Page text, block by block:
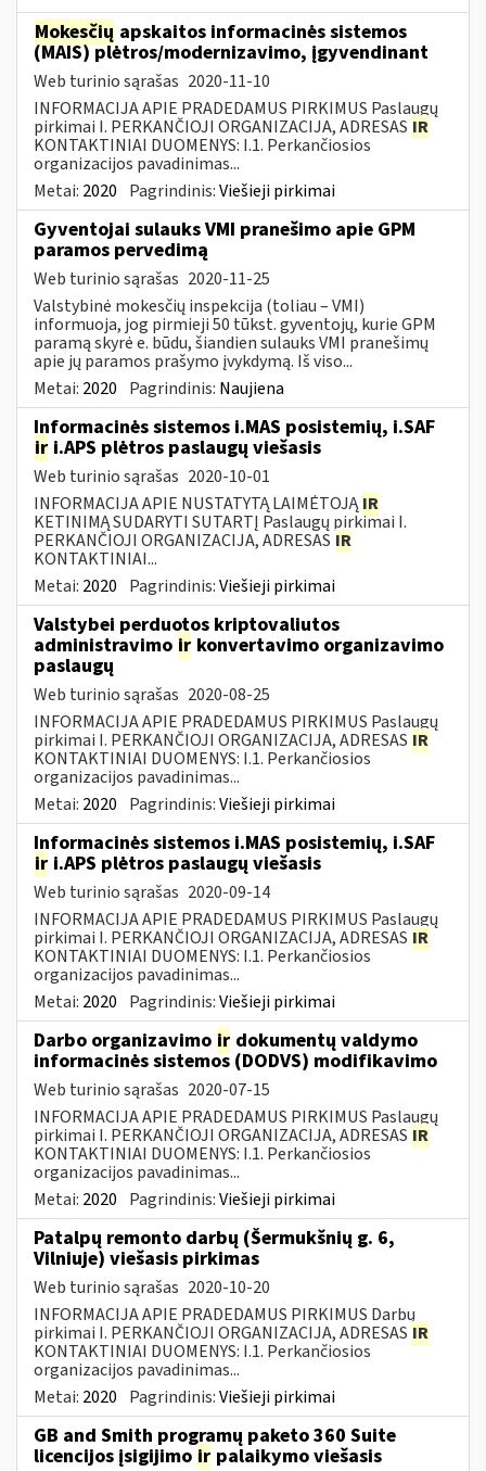
Mokesčių apskaitos informacinės sistemos
(MAIS) plėtros/modernizavimo, įgyvendinant
Web turinio sąrašas 2020-11-10
INFORMACIJA APIE PRADEDAMUS PIRKIMUS Paslaugų
pirkimai I. PERKANČIOJI ORGANIZACIJA, ADRESAS IR
KONTAKTINIAI DUOMENYS: I.1. Perkančiosios
organizacijos pavadinimas...
Metai: 2020 Pagrindinis:Viešieji pirkimai
Gyventojai sulauks VMI pranešimo apie GPM
paramos pervedimą
Web turinio sąrašas 2020-11-25
Valstybinė mokesčių inspekcija (toliau – VMI)
informuoja, jog pirmieji 50 tūkst. gyventojų, kurie GPM
paramą skyrė e. būdu, šiandien sulauks VMI pranešimų
apie jų paramos prašymo įvykdymą. Iš viso...
Metai: 2020 Pagrindinis: Naujiena
Informacinės sistemos i.MAS posistemių, i.SAF
ir i.APS plėtros paslaugų viešasis
Web turinio sąrašas 2020-10-01
INFORMACIJA APIE NUSTATYTĄ LAIMĖTOJĄIR
KETINIMĄ SUDARYTI SUTARTĮ Paslaugų pirkimai I.
PERKANČIOJI ORGANIZACIJA, ADRESAS IR
KONTAKTINIAI...
Metai: 2020 Pagrindinis:Viešieji pirkimai
Valstybei perduotos kriptovaliutos
administravimo ir konvertavimo organizavimo
paslaugų
Web turinio sąrašas 2020-08-25
INFORMACIJA APIE PRADEDAMUS PIRKIMUS Paslaugų
pirkimai I. PERKANČIOJI ORGANIZACIJA, ADRESAS IR
KONTAKTINIAI DUOMENYS: I.1. Perkančiosios
organizacijos pavadinimas...
Metai: 2020 Pagrindinis:Viešieji pirkimai
Informacinės sistemos i.MAS posistemių, i.SAF
ir i.APS plėtros paslaugų viešasis
Web turinio sąrašas 2020-09-14
INFORMACIJA APIE PRADEDAMUS PIRKIMUS Paslaugų
pirkimai I. PERKANČIOJI ORGANIZACIJA, ADRESAS IR
KONTAKTINIAI DUOMENYS: I.1. Perkančiosios
organizacijos pavadinimas...
Metai: 2020 Pagrindinis:Viešieji pirkimai
Darbo organizavimo ir dokumentų valdymo
informacinės sistemos (DODVS) modifikavimo
Web turinio sąrašas 2020-07-15
INFORMACIJA APIE PRADEDAMUS PIRKIMUS Paslaugų
pirkimai I. PERKANČIOJI ORGANIZACIJA, ADRESAS IR
KONTAKTINIAI DUOMENYS: I.1. Perkančiosios
organizacijos pavadinimas...
Metai: 2020 Pagrindinis:Viešieji pirkimai
Patalpų remonto darbų (Šermukšnių g. 6,
Vilniuje) viešasis pirkimas
Web turinio sąrašas 2020-10-20
INFORMACIJA APIE PRADEDAMUS PIRKIMUS Darbų
pirkimai I. PERKANČIOJI ORGANIZACIJA, ADRESAS IR
KONTAKTINIAI DUOMENYS: I.1. Perkančiosios
organizacijos pavadinimas...
Metai: 2020 Pagrindinis:Viešieji pirkimai
GB and Smith programų paketo 360 Suite
licencijos įsigijimo ir palaikymo viešasis